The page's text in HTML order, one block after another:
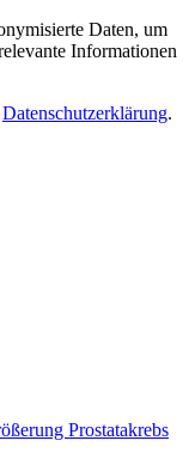
Daten, um
Informationen
Datenschutzerklärung.
Prostatakrebs